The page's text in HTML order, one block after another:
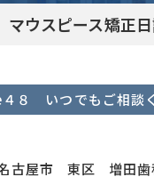
マウスピース矯正
８ いつでもご相談
古屋市 東区 増田歯